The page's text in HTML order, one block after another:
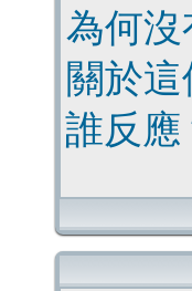
為何沒
關於
誰反應